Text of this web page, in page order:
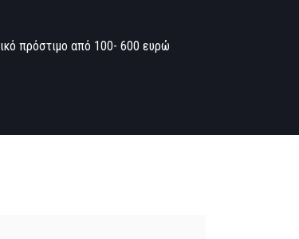
πρόστιμο από 100- 600 ευρώ